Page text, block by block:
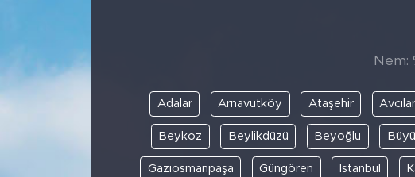
Nem:
Adalar Arnavutköy Ataşehir Avcılar
Beykoz Beylikdüzü Beyoğlu
Gaziosmanpaşa Güngören Istanbul
Yaşam